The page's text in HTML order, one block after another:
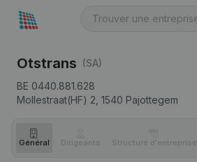
Otstrans (SA)
BE 0440.881.628
Mollestraat(HF) 2, 1540 Pajottegem
Général Dirigeants Structure d'entreprise